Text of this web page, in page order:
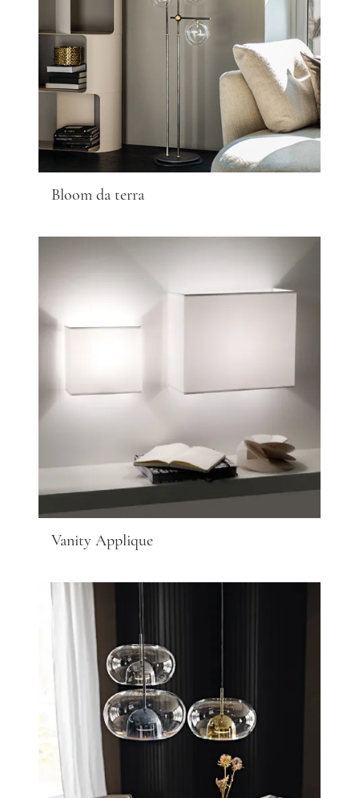
Bloom da terra
Vanity Applique